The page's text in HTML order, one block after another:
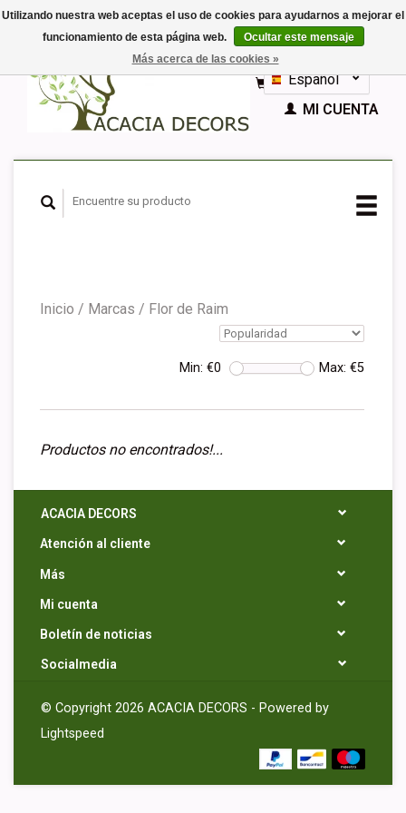
EUR
GBPEspañol
Nederlands
Français
CESTA (€0,00)
MI CUENTA
Inicio / Marcas / Flor de Raim
Min: €0 Max: €5
Productos no encontrados!...
ACACIA DECORS
Atención al cliente
Más
Mi cuenta
Boletín de noticias
Socialmedia
© Copyright 2026 ACACIA DECORS - Powered by
Lightspeed
Utilizando nuestra web aceptas el uso de cookies para ayudarnos a mejorar el
funcionamiento de esta página web.
Ocultar este mensaje
Más acerca de las cookies »